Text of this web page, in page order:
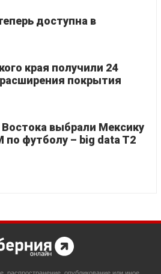
доступна в
края получили 24
покрытия
выбрали Мексику
футболу – big data T2